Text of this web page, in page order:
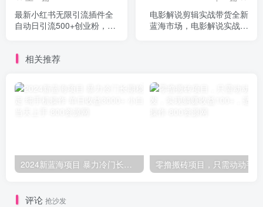
最新小红书无限引流插件全
自动日引流500+创业粉，内
电影解说剪辑实战带货全新
蓝海市场，电影解说实战课
相关推荐
2024新蓝海项目 暴力冷门长期稳定 纯手机操作 单日收益3000+ 小白当天上手
评论 抢沙发